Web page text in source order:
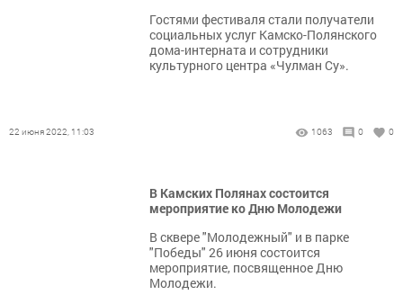
Гостями фестиваля стали получатели
социальных услуг Камско-Полянского
дома-интерната и сотрудники
культурного центра «Чулман Су».
22 июня 2022, 11:03 1063 0 0
В Камских Полянах состоится
мероприятие ко Дню Молодежи
В сквере "Молодежный" и в парке
"Победы" 26 июня состоится
мероприятие, посвященное Дню
Молодежи.